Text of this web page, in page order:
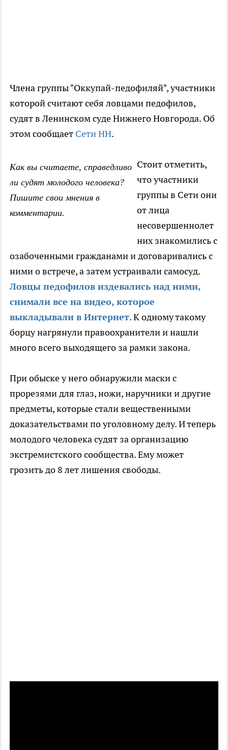
Члена группы "Оккупай-педофиляй", участники
которой считают себя ловцами педофилов,
судят в Ленинском суде Нижнего Новгорода. Об
этом сообщает Сети НН.
Как вы считаете, справедливо
ли судят молодого человека?
Пишите свои мнения в
комментарии.
Стоит отметить,
что участники
группы в Сети они
от лица
несовершеннолет
них знакомились с
озабоченными гражданами и договаривались с
ними о встрече, а затем устраивали самосуд.
Ловцы педофилов издевались над ними,
снимали все на видео, которое
выкладывали в Интернет. К одному такому
борцу нагрянули правоохранители и нашли
много всего выходящего за рамки закона.
При обыске у него обнаружили маски с
прорезями для глаз, ножи, наручники и другие
предметы, которые стали вещественными
доказательствами по уголовному делу. И теперь
молодого человека судят за организацию
экстремистского сообщества. Ему может
грозить до 8 лет лишения свободы.